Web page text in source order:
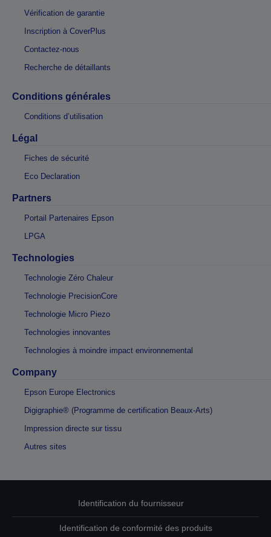
Vérification de garantie
Inscription à CoverPlus
Contactez-nous
Recherche de détaillants
Conditions générales
Conditions d’utilisation
Légal
Fiches de sécurité
Eco Declaration
Partners
Portail Partenaires Epson
LPGA
Technologies
Technologie Zéro Chaleur
Technologie PrecisionCore
Technologie Micro Piezo
Technologies innovantes
Technologies à moindre impact environnemental
Company
Epson Europe Electronics
Digigraphie® (Programme de certification Beaux-Arts)
Impression directe sur tissu
Autres sites
Identification du fournisseur
Identification de conformité des produits